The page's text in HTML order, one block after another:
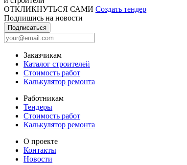
ОТКЛИКНУТЬСЯ САМИ Создать тендер
Подпишись на новости
Подписаться
Заказчикам
Каталог строителей
Стоимость работ
Калькулятор ремонта
Работникам
Тендеры
Стоимость работ
Калькулятор ремонта
О проекте
Контакты
Новости